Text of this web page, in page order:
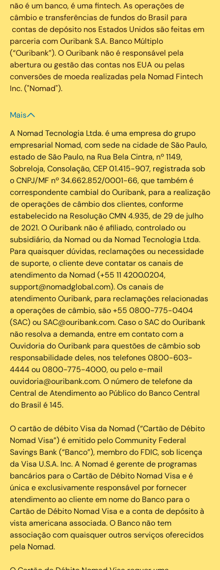
não é um banco, é uma fintech. As operações de
câmbio e transferências de fundos do Brasil para
contas de depósito nos Estados Unidos são feitas em
parceria com Ouribank S.A. Banco Múltiplo
(“Ouribank”). O Ouribank não é responsável pela
abertura ou gestão das contas nos EUA ou pelas
conversões de moeda realizadas pela Nomad Fintech
Inc. ("Nomad").
Mais
A Nomad Tecnologia Ltda. é uma empresa do grupo
empresarial Nomad, com sede na cidade de São Paulo,
estado de São Paulo, na Rua Bela Cintra, nº 1149,
Sobreloja, Consolação, CEP 01.415-907, registrada sob
o CNPJ/MF nº 34.662.852/0001-66, que também é
correspondente cambial do Ouribank, para a realização
de operações de câmbio dos clientes, conforme
estabelecido na Resolução CMN 4.935, de 29 de julho
de 2021. O Ouribank não é afiliado, controlado ou
subsidiário, da Nomad ou da Nomad Tecnologia Ltda.
Para quaisquer dúvidas, reclamações ou necessidade
de suporte, o cliente deve contatar os canais de
atendimento da Nomad (+55 11 4200.0204,
support@nomadglobal.com). Os canais de
atendimento Ouribank, para reclamações relacionadas
a operações de câmbio, são +55 0800-775-0404
(SAC) ou SAC@ouribank.com. Caso o SAC do Ouribank
não resolva a demanda, entre em contato com a
Ouvidoria do Ouribank para questões de câmbio sob
responsabilidade deles, nos telefones 0800-603-
4444 ou 0800-775-4000, ou pelo e-mail
ouvidoria@ouribank.com. O número de telefone da
Central de Atendimento ao Público do Banco Central
do Brasil é 145.
O cartão de débito Visa da Nomad (“Cartão de Débito
Nomad Visa”) é emitido pelo Community Federal
Savings Bank (“Banco”), membro do FDIC, sob licença
da Visa U.S.A. Inc. A Nomad é gerente de programas
bancários para o Cartão de Débito Nomad Visa e é
única e exclusivamente responsável por fornecer
atendimento ao cliente em nome do Banco para o
Cartão de Débito Nomad Visa e a conta de depósito à
vista americana associada. O Banco não tem
associação com quaisquer outros serviços oferecidos
pela Nomad.